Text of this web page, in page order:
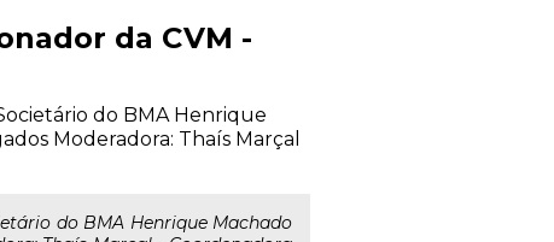
da CVM -
do BMA Henrique
Moderadora: Thaís Marçal
do BMA Henrique Machado